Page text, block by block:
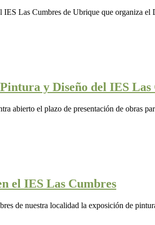
Las Cumbres de Ubrique que organiza
y Diseño del IES Las
abierto el plazo de presentación de obras
el IES Las Cumbres
de nuestra localidad la exposición de